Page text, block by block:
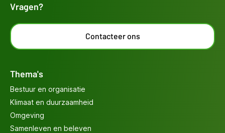
Vragen?
Contacteer ons
Thema's
Bestuur en organisatie
Klimaat en duurzaamheid
Omgeving
Samenleven en beleven